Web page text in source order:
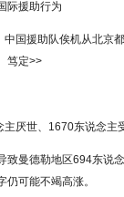
际援助行为
国援助队俟机从北京
笃定>>
主厌世、1670东说念主
致曼德勒地区694东说
可能不竭高涨。